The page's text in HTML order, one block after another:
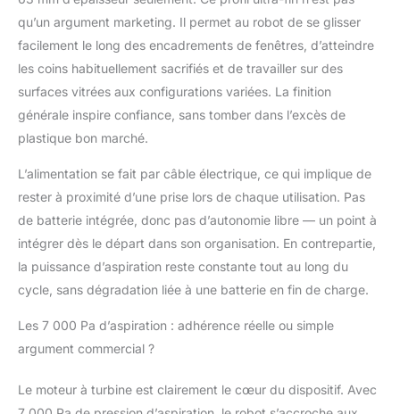
Fonctionne sur secteur
avec câble de 5 m –
pas de souci de
batterie. ADHÉRENCE &
ASPIRATION
EXTRÊMES – 7000 PA
turbine génère une
force d’aspiration
phénoménale de 7000
Pa. Le robot adhère
surfaces vitrées lisses –
pas de glissade, pas de
sécurité maximale pour
PROFONDEUR GRÂCE
À LA TECHNOLOGIE À
qu’un argument marketing. Il permet au robot de se glisser
facilement le long des encadrements de fenêtres, d’atteindre
les coins habituellement sacrifiés et de travailler sur des
surfaces vitrées aux configurations variées. La finition
générale inspire confiance, sans tomber dans l’excès de
plastique bon marché.
L’alimentation se fait par câble électrique, ce qui implique de
rester à proximité d’une prise lors de chaque utilisation. Pas
de batterie intégrée, donc pas d’autonomie libre — un point à
intégrer dès le départ dans son organisation. En contrepartie,
la puissance d’aspiration reste constante tout au long du
cycle, sans dégradation liée à une batterie en fin de charge.
Les 7 000 Pa d’aspiration : adhérence réelle ou simple
argument commercial ?
Le moteur à turbine est clairement le cœur du dispositif. Avec